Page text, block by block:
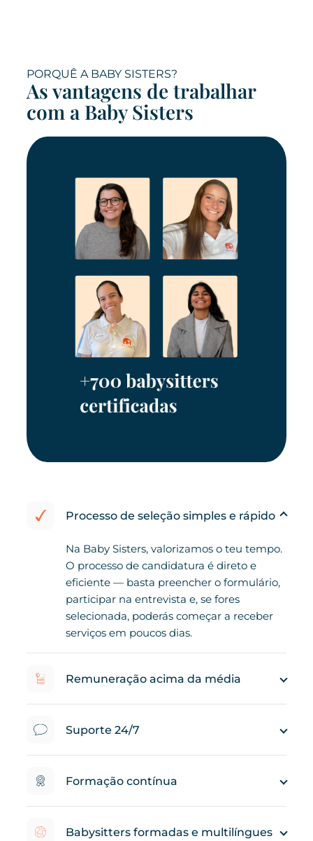
PORQUÊ A BABY SISTERS?
As vantagens de trabalhar
com a Baby Sisters
Processo de seleção simples e rápido
Na Baby Sisters, valorizamos o teu tempo.
O processo de candidatura é direto e
eficiente — basta preencher o formulário,
participar na entrevista e, se fores
selecionada, poderás começar a receber
serviços em poucos dias.
Remuneração acima da média
Suporte 24/7
Formação contínua
Babysitters formadas e multilíngues